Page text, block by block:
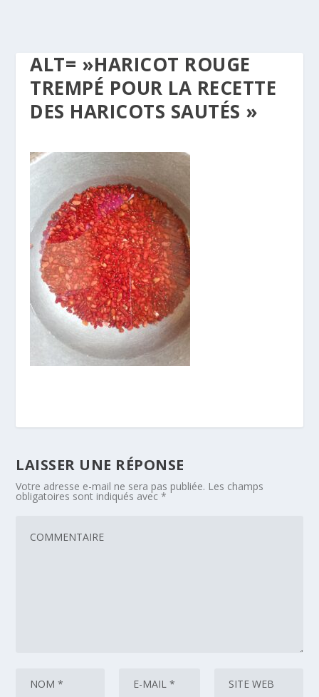
ALT= »HARICOT ROUGE
TREMPÉ POUR LA RECETTE
DES HARICOTS SAUTÉS »
LAISSER UNE RÉPONSE
Votre adresse e-mail ne sera pas publiée. Les champs
obligatoires sont indiqués avec*